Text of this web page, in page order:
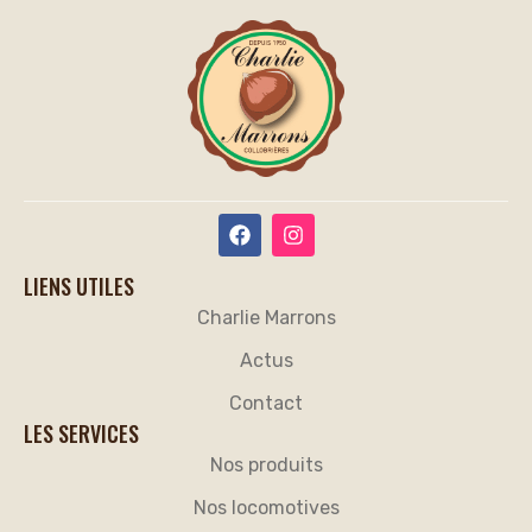
LIENS UTILES
Charlie Marrons
Actus
Contact
LES SERVICES
Nos produits
Nos locomotives